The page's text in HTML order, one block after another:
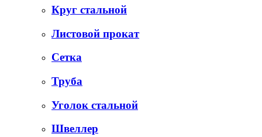
Круг стальной
Листовой прокат
Сетка
Труба
Уголок стальной
Швеллер